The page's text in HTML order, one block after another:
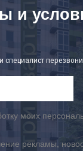
и
специалист
моих
рекламы,